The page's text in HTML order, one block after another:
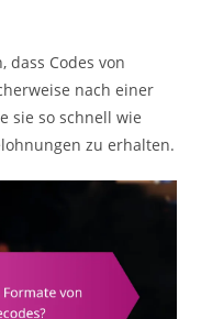
dass Codes von
nach einer
sie so schnell wie
zu erhalten.